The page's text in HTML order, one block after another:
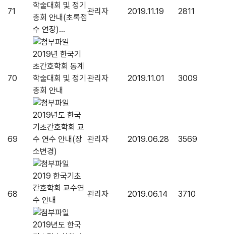
71
학술대회 및 정기
총회 안내(초록접
수 연장)...
관리자 2019.11.19 2811
70
2019년 한국기
초간호학회 동계
학술대회 및 정기
총회 안내
관리자 2019.11.01 3009
69
2019년도 한국
기초간호학회 교
수 연수 안내(장
소변경)
관리자 2019.06.28 3569
68
2019 한국기초
간호학회 교수연
수 안내
관리자 2019.06.14 3710
2019년도 한국